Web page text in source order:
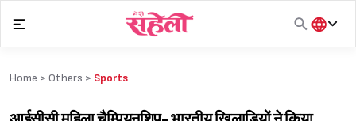
content
हिंदी
Home > Others > Sports